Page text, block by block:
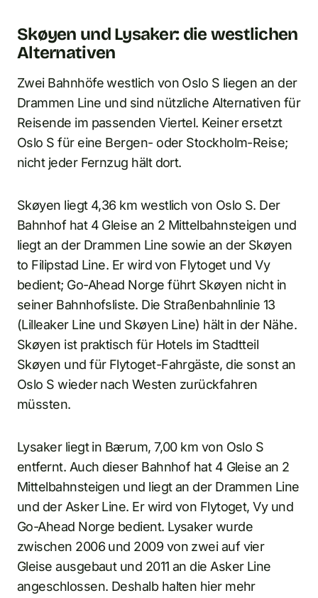
Skøyen und Lysaker: die westlichen
Alternativen
Zwei Bahnhöfe westlich von Oslo S liegen an der
Drammen Line und sind nützliche Alternativen für
Reisende im passenden Viertel. Keiner ersetzt
Oslo S für eine Bergen- oder Stockholm-Reise;
nicht jeder Fernzug hält dort.
Skøyen liegt 4,36 km westlich von Oslo S. Der
Bahnhof hat 4 Gleise an 2 Mittelbahnsteigen und
liegt an der Drammen Line sowie an der Skøyen
to Filipstad Line. Er wird von Flytoget und Vy
bedient; Go-Ahead Norge führt Skøyen nicht in
seiner Bahnhofsliste. Die Straßenbahnlinie 13
(Lilleaker Line und Skøyen Line) hält in der Nähe.
Skøyen ist praktisch für Hotels im Stadtteil
Skøyen und für Flytoget-Fahrgäste, die sonst an
Oslo S wieder nach Westen zurückfahren
müssten.
Lysaker liegt in Bærum, 7,00 km von Oslo S
entfernt. Auch dieser Bahnhof hat 4 Gleise an 2
Mittelbahnsteigen und liegt an der Drammen Line
und der Asker Line. Er wird von Flytoget, Vy und
Go-Ahead Norge bedient. Lysaker wurde
zwischen 2006 und 2009 von zwei auf vier
Gleise ausgebaut und 2011 an die Asker Line
angeschlossen. Deshalb halten hier mehr